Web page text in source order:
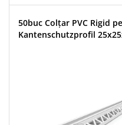
Profile Baie
Distanțiere si Pene pentru
50buc Colțar PVC Rigid
Kantenschutzprofil